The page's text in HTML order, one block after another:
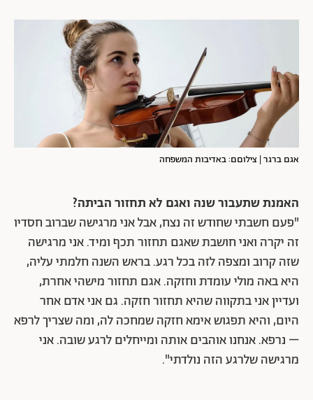
אגם ברגר | צילוםם: באדיבות המשפחה
האמנת שתעבור שנה ואגם לא תחזור הביתה?
"פעם חשבתי שחודש זה נצח, אבל אני מרגישה שברוב חסדיו
זה יקרה ואני חושבת שאגם תחזור תכף ומיד. אני מרגישה
שזה קרוב ומצפה לזה בכל רגע. בראש השנה חלמתי עליה,
היא באה מולי עומדת וחזקה. אגם תחזור מישהי אחרת,
ועדיין אני בתקווה שהיא תחזור חזקה. גם אני אדם אחר
היום, והיא תפגוש אימא חזקה שמחכה לה, ומה שצריך לרפא
– נרפא. אנחנו אוהבים אותה ומייחלים לרגע שובה. אני
מרגישה שלרגע הזה נולדתי".